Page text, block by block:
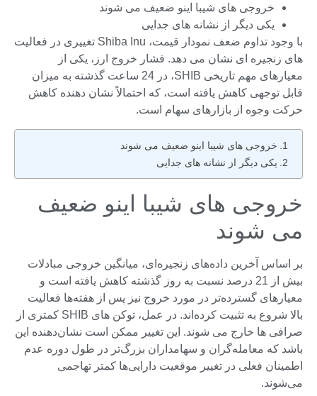
خروجی های شیبا اینو ضعیف می شوند
یکی دیگر از نشانه های جدایی
با وجود تداوم ضعف نمودار قیمت، Shiba Inu تغییری در فعالیت
های زنجیره ای نشان می دهد. فشار خروج ارز، یکی از
معیارهای مهم تاریخی SHIB، در 24 ساعت گذشته به میزان
قابل توجهی کاهش یافته است، که احتمالاً نشان دهنده کاهش
حرکت وجوه از بازارهای سهام است.
خروجی های شیبا اینو ضعیف می شوند
یکی دیگر از نشانه های جدایی
خروجی های شیبا اینو ضعیف
می شوند
بر اساس آخرین داده‌های زنجیره‌ای، میانگین خروجی مبادلات
بیش از 21 درصد نسبت به روز گذشته کاهش یافته است و
معیارهای گسترده‌تر در مورد خروج نیز پس از هفته‌ها فعالیت
بالا شروع به تثبیت کرده‌اند. در عمل، توکن های SHIB کمتری از
صرافی ها خارج می شوند. این تغییر ممکن است نشان‌دهنده این
باشد که معامله‌گران و سهامداران بزرگ‌تر در طول دوره عدم
اطمینان فعلی در تغییر موقعیت دارایی‌ها کمتر تهاجمی
می‌شوند.